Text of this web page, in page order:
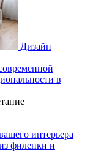
Дизайн
в
интерьера
филенки и